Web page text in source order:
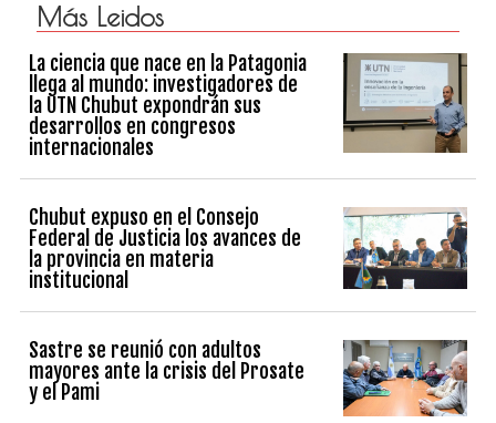
Más Leidos
La ciencia que nace en la Patagonia
llega al mundo: investigadores de
la UTN Chubut expondrán sus
desarrollos en congresos
internacionales
Chubut expuso en el Consejo
Federal de Justicia los avances de
la provincia en materia
institucional
Sastre se reunió con adultos
mayores ante la crisis del Prosate
y el Pami